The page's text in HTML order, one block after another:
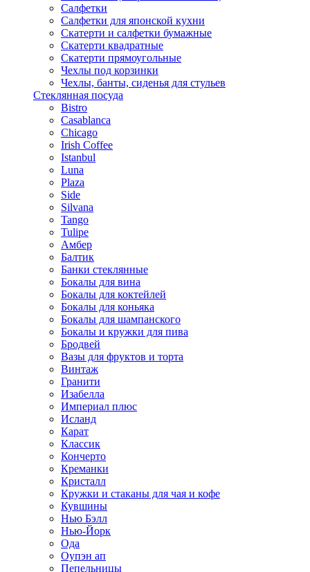
Салфетки
Салфетки для японской кухни
Скатерти и салфетки бумажные
Скатерти квадратные
Скатерти прямоугольные
Чехлы под корзинки
Чехлы, банты, сиденья для стульев
Стеклянная посуда
Bistro
Casablanca
Chicago
Irish Coffee
Istanbul
Luna
Plaza
Side
Silvana
Tango
Tulipe
Амбер
Балтик
Банки стеклянные
Бокалы для вина
Бокалы для коктейлей
Бокалы для коньяка
Бокалы для шампанского
Бокалы и кружки для пива
Бродвей
Вазы для фруктов и торта
Винтаж
Гранити
Изабелла
Империал плюс
Исланд
Карат
Классик
Кончерто
Креманки
Кристалл
Кружки и стаканы для чая и кофе
Кувшины
Нью Бэлл
Нью-Йорк
Ода
Оупэн ап
Пепельницы